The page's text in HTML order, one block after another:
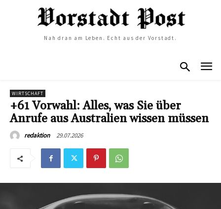
Nah dran am Leben. Echt aus der Vorstadt.
WIRTSCHAFT
+61 Vorwahl: Alles, was Sie über
Anrufe aus Australien wissen müssen
redaktion 29.07.2026